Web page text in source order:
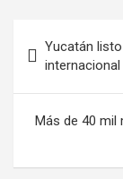
de
entradas
Yucatán
Más de 40 mil